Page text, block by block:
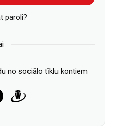
paroli?
no sociālo tīklu kontiem